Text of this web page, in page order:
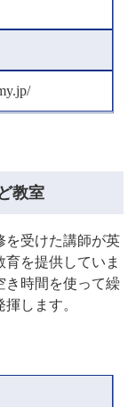
教室
を受けた講師が英
を提供していま
き時間を使って繰
します。